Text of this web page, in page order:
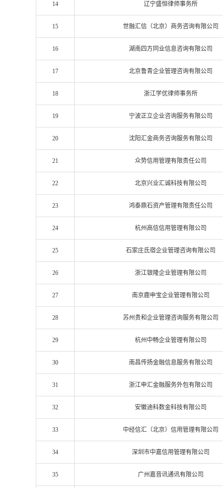
14 辽宁盛恒律师事务所
15 世融汇信（北京）商务咨询有限公司
16 湖南四方同业信息咨询有限公司
17 北京鲁青企业管理咨询有限公司
18 浙江学优律师事务所
19 宁波正立企业咨询服务有限公司
20 沈阳汇金商务咨询服务有限公司
21 众势信用管理有限责任公司
22 北京兴业汇诚科技有限公司
23 鸿泰鼎石资产管理有限责任公司
24 杭州高信信用管理有限公司
25 石家庄氐宿企业管理咨询有限公司
26 浙江银隆企业管理有限公司
27 南京鹿申宝企业管理有限公司
28 苏州贵和企业管理咨询服务有限公司
29 杭州中畅企业管理有限公司
30 南昌传扬金融信息服务有限公司
31 浙江申汇金融服务外包有限公司
32 安徽迪科数金科技有限公司
33 中经信汇（北京）信用管理有限公司
34 深圳市中嘉信用管理有限公司
35 广州嘉音讯通讯有限公司